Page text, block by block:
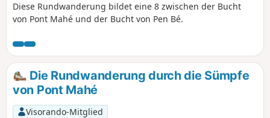
Diese Rundwanderung bildet eine 8 zwischen der Bucht
von Pont Mahé und der Bucht von Pen Bé.
Die Rundwanderung durch die Sümpfe
von Pont Mahé
Visorando-Mitglied